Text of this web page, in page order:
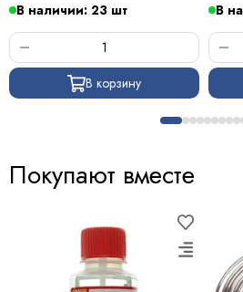
В наличии: 23 шт
В корзину
В
Покупают вместе